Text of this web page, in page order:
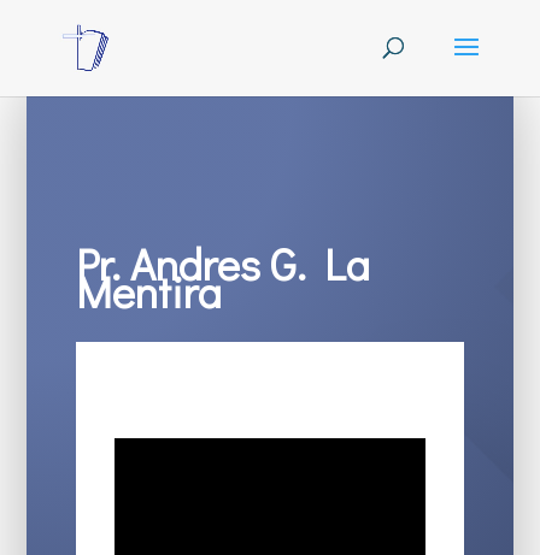
Pr. Andres G. La
Mentira